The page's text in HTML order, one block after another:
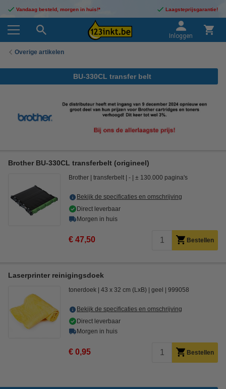
Vandaag besteld, morgen in huis!* Laagsteprijsgarantie!
Inloggen
Overige artikelen
BU-330CL transfer belt
Brother BU-330CL transferbelt (origineel)
Brother transferbelt - ± 130.000 pagina's
Bekijk de specificaties en omschrijving
Direct leverbaar
Morgen in huis
€ 47,50 Bestellen
Laserprinter reinigingsdoek
tonerdoek 43 x 32 cm (LxB) geel 999058
Bekijk de specificaties en omschrijving
Direct leverbaar
Morgen in huis
€ 0,95 Bestellen